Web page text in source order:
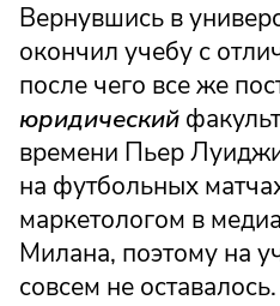
Вернувшись в
окончил учебу с
после чего все же
юридический
времени Пьер
на футбольных
маркетологом в
Милана, поэтому на
совсем не оставалось.